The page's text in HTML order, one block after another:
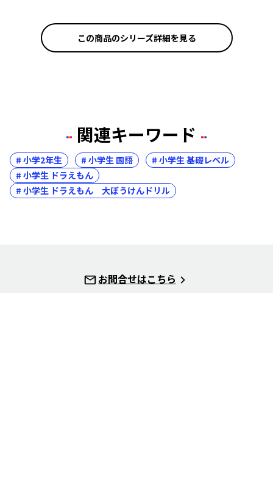
この商品のシリーズ詳細を見る
関連キーワード
# 小学2年生 # 小学生 国語
# 小学生 基礎レベル
# 小学生 ドラえもん
# 小学生 ドラえもん 大ぼうけんドリル
お問合せはこちら